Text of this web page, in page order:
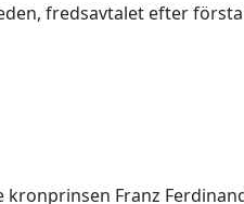
fredsavtalet efter
kronprinsen Franz